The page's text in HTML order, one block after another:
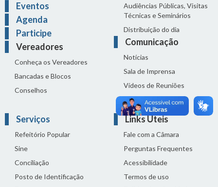
Eventos
Agenda
Participe
Vereadores
Conheça os Vereadores
Bancadas e Blocos
Conselhos
Audiências Públicas, Visitas
Técnicas e Seminários
Distribuição do dia
Comunicação
Notícias
Sala de Imprensa
Vídeos de Reuniões
Solenidades
Serviços
Refeitório Popular
Sine
Conciliação
Posto de Identificação
Links Úteis
Fale com a Câmara
Perguntas Frequentes
Acessibilidade
Termos de uso